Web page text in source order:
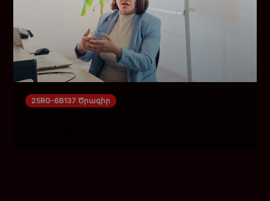
25RG-6B137 Ծրագիր